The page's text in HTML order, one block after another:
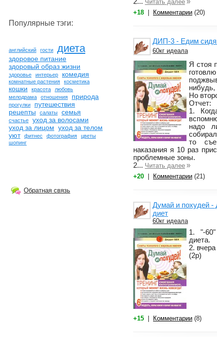
Читать далее
+18 Комментарии (20)
ДИП-3 - Едим
60кг идеала
Я стоя
Но
Отчет:
1.
надо
то
наказания я 10 раз
проблемные зоны.
2... Читать далее »
+20 Комментарии (21)
Думай и похудей
диет
60кг идеала
1. "-
диета.
2.
(2р)
+15 Комментарии (8)
Популярные тэги:
английский гости диета
здоровое питание
здоровый образ жизни
здоровье интерьер комедия
комнатные растения косметика
кошки красота
любовь
мелодрама
отношения природа
прогулки
путешествия
рецепты
салаты семья
счастье
уход за волосами
уход за лицом уход за телом
уют
фитнес фотография
цветы
шопинг
Обратная связь